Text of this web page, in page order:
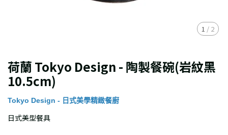
1 / 2
荷蘭 Tokyo Design - 陶製餐碗(岩紋黑
10.5cm)
Tokyo Design - 日式美學精緻餐廚
日式美型餐具